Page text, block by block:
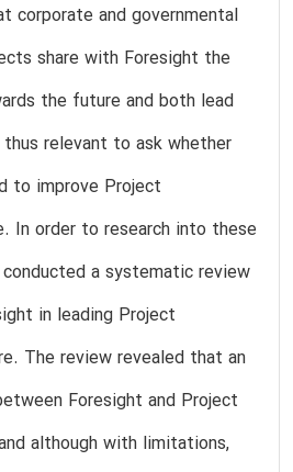
corporate and governmental
share with Foresight the
the future and both lead
relevant to ask whether
to improve Project
In order to research into these
a systematic review
in leading Project
The review revealed that an
Foresight and Project
although with limitations,